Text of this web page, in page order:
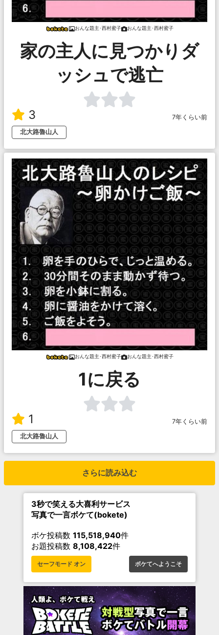
おんな題主･西村蜜子 おんな題主･西村蜜子
家の主人に見つかりダ
ッシュで逃亡
3
7年くらい前
北大路魯山人
おんな題主･西村蜜子 おんな題主･西村蜜子
1に戻る
1
7年くらい前
北大路魯山人
さらに読み込む
3秒で笑える大喜利サービス
写真で一言ボケて(bokete)
ボケ投稿数 115,518,940件
お題投稿数 8,108,422件
セーフモード オン ボケてへようこそ